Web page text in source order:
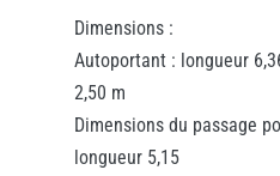
Dimensions :
Autoportant : longueur
2,50 m
Dimensions du passage
longueur 5,15